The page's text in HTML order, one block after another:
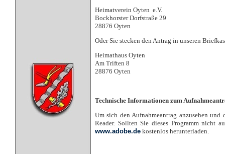
Heimatverein Oyten e.V.
Bockhorster Dorfstraße 29
28876 Oyten
Oder Sie stecken den Antrag in unseren
Heimathaus Oyten
Am Triften 8
28876 Oyten
Technische Informationen zum
Um sich den Aufnahmeantrag anzusehen
Reader. Sollten Sie dieses Programm nicht
www.adobe.de kostenlos herunterladen.